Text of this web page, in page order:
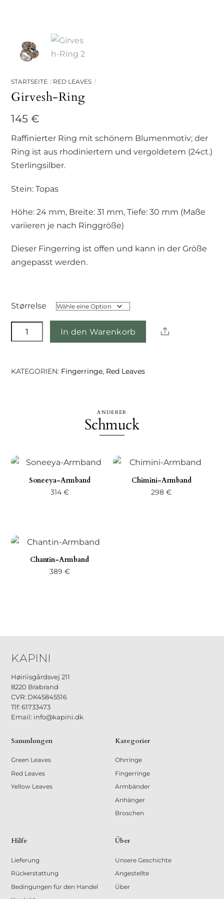
STARTSEITE RED LEAVES
Girvesh-Ring
145€
Raffinierter Ring mit schönem Blumenmotiv; der
Ring ist aus rhodiniertem und vergoldetem (24ct.)
Sterlingsilber.
Stein: Topas
Höhe: 24 mm, Breite: 31 mm, Tiefe: 30 mm (Maße
variieren je nach Ringgröße)
Dieser Fingerring ist offen und kann in der Größe
angepasst werden.
Størrelse
Girvesh-
Ring
In den Warenkorb Share
KATEGORIEN: Fingerringe, Red Leaves
ANDERER
Schmuck
Soneeya-Armband
314 €
Chimini-Armband
298€
Chantin-Armband
389 €
Høiriisgårdsvej 211
8220 Brabrand
CVR: DK45845516
Tlf: 61733473
Email: info@kapini.dk
Sammlungen
Green Leaves
Red Leaves
Yellow Leaves
Kategorier
Ohrringe
Fingerringe
Armbänder
Anhänger
Broschen
Hilfe
Lieferung
Rückerstattung
Bedingungen für den Handel
Über
Unsere Geschichte
Angestellte
Über